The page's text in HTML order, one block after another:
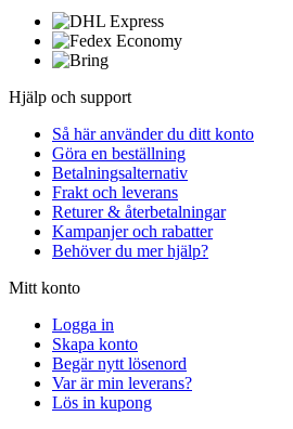
Hjälp och support
Så här använder du ditt konto
Göra en beställning
Betalningsalternativ
Frakt och leverans
Returer & återbetalningar
Kampanjer och rabatter
Behöver du mer hjälp?
Mitt konto
Logga in
Skapa konto
Begär nytt lösenord
Var är min leverans?
Lös in kupong